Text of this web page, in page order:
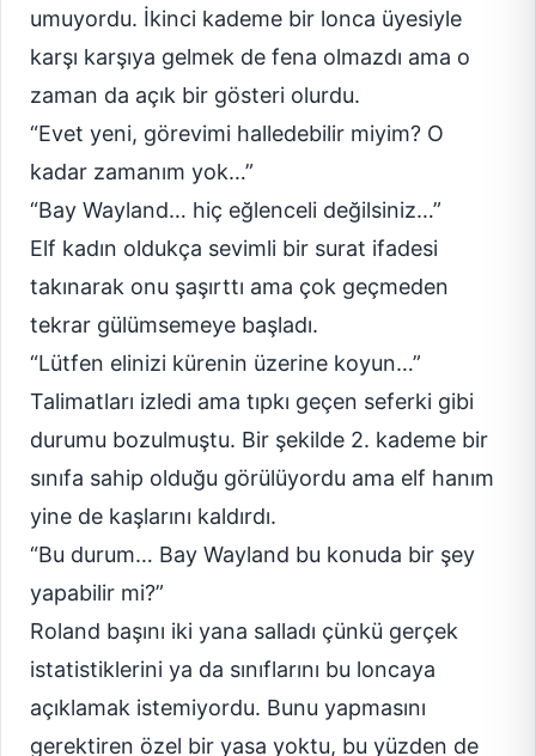
umuyordu. İkinci kademe bir lonca üyesiyle
karşı karşıya gelmek de fena olmazdı ama o
zaman da açık bir gösteri olurdu.
“Evet yeni, görevimi halledebilir miyim? O
kadar zamanım yok…”
“Bay Wayland… hiç eğlenceli değilsiniz…”
Elf kadın oldukça sevimli bir surat ifadesi
takınarak onu şaşırttı ama çok geçmeden
tekrar gülümsemeye başladı.
“Lütfen elinizi kürenin üzerine koyun…”
Talimatları izledi ama tıpkı geçen seferki gibi
durumu bozulmuştu. Bir şekilde 2. kademe bir
sınıfa sahip olduğu görülüyordu ama elf hanım
yine de kaşlarını kaldırdı.
“Bu durum… Bay Wayland bu konuda bir şey
yapabilir mi?”
Roland başını iki yana salladı çünkü gerçek
istatistiklerini ya da sınıflarını bu loncaya
açıklamak istemiyordu. Bunu yapmasını
gerektiren özel bir yasa yoktu, bu yüzden de